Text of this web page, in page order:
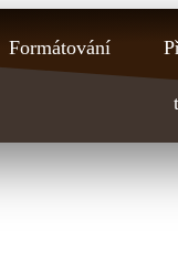
Formátování